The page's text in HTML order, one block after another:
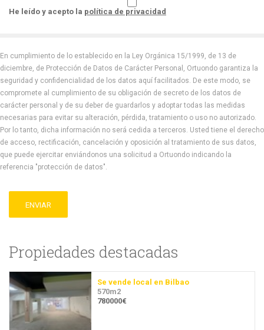
He leído y acepto la política de privacidad
En cumplimiento de lo establecido en la Ley Orgánica 15/1999, de 13 de
diciembre, de Protección de Datos de Carácter Personal, Ortuondo garantiza la
seguridad y confidencialidad de los datos aquí facilitados. De este modo, se
compromete al cumplimiento de su obligación de secreto de los datos de
carácter personal y de su deber de guardarlos y adoptar todas las medidas
necesarias para evitar su alteración, pérdida, tratamiento o uso no autorizado.
Por lo tanto, dicha información no será cedida a terceros. Usted tiene el derecho
de acceso, rectificación, cancelación y oposición al tratamiento de sus datos,
que puede ejercitar enviándonos una solicitud a Ortuondo indicando la
referencia "protección de datos".
ENVIAR
Propiedades destacadas
Se vende local en Bilbao
570m2
780000€